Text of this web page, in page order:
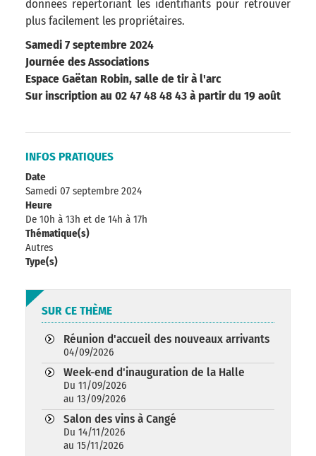
données répertoriant les identifiants pour retrouver
plus facilement les propriétaires.
Samedi 7 septembre 2024
Journée des Associations
Espace Gaëtan Robin, salle de tir à l'arc
Sur inscription au 02 47 48 48 43 à partir du 19 août
INFOS PRATIQUES
Date
Samedi 07 septembre 2024
Heure
De 10h à 13h et de 14h à 17h
Thématique(s)
Autres
Type(s)
SUR CE THÈME
Réunion d'accueil des nouveaux arrivants
04/09/2026
Week-end d'inauguration de la Halle
Du 11/09/2026
au 13/09/2026
Salon des vins à Cangé
Du 14/11/2026
au 15/11/2026